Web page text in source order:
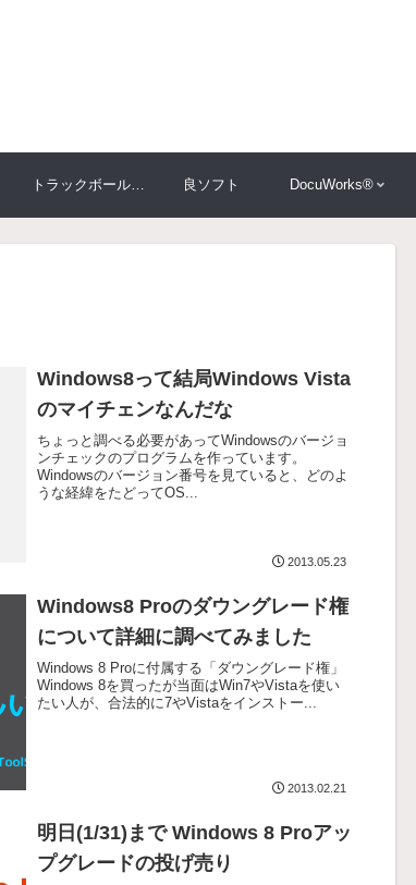
トラックボール大比較 良ソフト DocuWorks®
Windows8って結局Windows Vista
のマイチェンなんだな
ちょっと調べる必要があってWindowsのバージョ
ンチェックのプログラムを作っています。
Windowsのバージョン番号を見ていると、どのよ
うな経緯をたどってOS...
2013.05.23
Windows8 Proのダウングレード権
について詳細に調べてみました
Windows 8 Proに付属する「ダウングレード権」
Windows 8を買ったが当面はWin7やVistaを使い
たい人が、合法的に7やVistaをインストー...
2013.02.21
明日(1/31)まで Windows 8 Proアッ
プグレードの投げ売り